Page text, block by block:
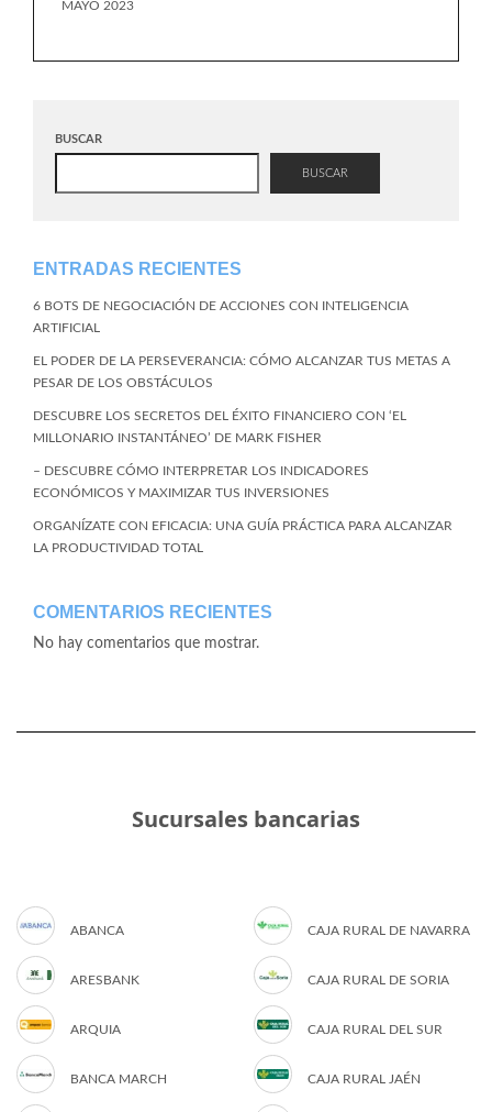
MAYO 2023
BUSCAR
BUSCAR
ENTRADAS RECIENTES
6 BOTS DE NEGOCIACIÓN DE ACCIONES CON INTELIGENCIA
ARTIFICIAL
EL PODER DE LA PERSEVERANCIA: CÓMO ALCANZAR TUS METAS A
PESAR DE LOS OBSTÁCULOS
DESCUBRE LOS SECRETOS DEL ÉXITO FINANCIERO CON ‘EL
MILLONARIO INSTANTÁNEO’ DE MARK FISHER
– DESCUBRE CÓMO INTERPRETAR LOS INDICADORES
ECONÓMICOS Y MAXIMIZAR TUS INVERSIONES
ORGANÍZATE CON EFICACIA: UNA GUÍA PRÁCTICA PARA ALCANZAR
LA PRODUCTIVIDAD TOTAL
COMENTARIOS RECIENTES
No hay comentarios que mostrar.
Sucursales bancarias
ABANCA
ARESBANK
ARQUIA
BANCA MARCH
CAJA RURAL DE NAVARRA
CAJA RURAL DE SORIA
CAJA RURAL DEL SUR
CAJA RURAL JAÉN